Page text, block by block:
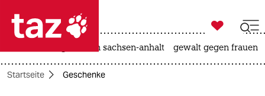
 taz zahl ich
taz zahl ich

taz zahl ich
landtagswahl in sachsen-anhalt gewalt gegen frauen
Startseite Geschenke